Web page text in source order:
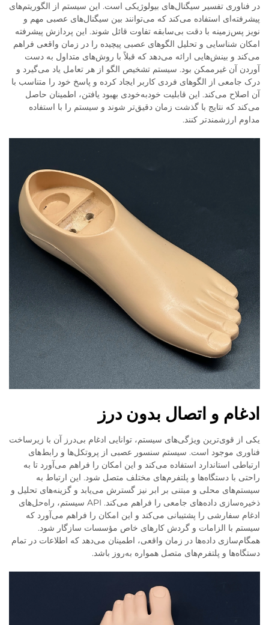
در فناوری تفسیر سیگنال‌های بیولوژیکی است. این سیستم از الگوریتم‌های
پیشرفته‌ای استفاده می‌کند که می‌توانند بین سیگنال‌های عصبی مهم و
نویز پس‌زمینه با دقت بی‌سابقه تفاوت قائل شوند. این پردازش پیشرفته
امکان شناسایی و تحلیل الگوهای عصبی پیچیده را در زمان واقعی فراهم
می‌کند و بینش‌هایی ارائه می‌دهد که قبلاً با روش‌های متداول به دست
آوردن آن غیرممکن بود. سیستم تشخیص الگو از هر تعامل یاد می‌گیرد و
درک جامعی از الگوهای فردی کاربر ایجاد کرده و پاسخ خود را متناسب با
آن اصلاح می‌کند. این قابلیت خودبه‌خودی بهبود یافتن، اطمینان حاصل
می‌کند که نتایج با گذشت زمان دقیق‌تر شوند و سیستم را با استفاده
مداوم ارزشمندتر کنند.
ادغام و اتصال بدون درز
یکی از قوی‌ترین ویژگی‌های سیستم، توانایی ادغام بی‌درز آن با زیرساخت
فناوری موجود است. سیستم سنسور عصبی از پروتکل‌ها و رابط‌های
ارتباطی استاندارد استفاده می‌کند و این امکان را فراهم می‌آورد تا به
راحتی با دستگاه‌ها و پلتفرم‌های مختلف متصل شود. این ارتباط به
سیستم‌های محلی و مبتنی بر ابر نیز گسترش می‌یابد و گزینه‌های تحلیل و
ذخیره‌سازی داده‌های جامعی را فراهم می‌کند. API سیستم، راه‌حل‌های
ادغام سفارشی را پشتیبانی می‌کند و این امکان را فراهم می‌آورد که
سیستم با الزامات و گردش کارهای خاص مؤسسات سازگار شود.
همگام‌سازی داده‌ها در زمان واقعی، اطمینان می‌دهد که اطلاعات در تمام
دستگاه‌ها و پلتفرم‌های متصل همواره به‌روز باشد.